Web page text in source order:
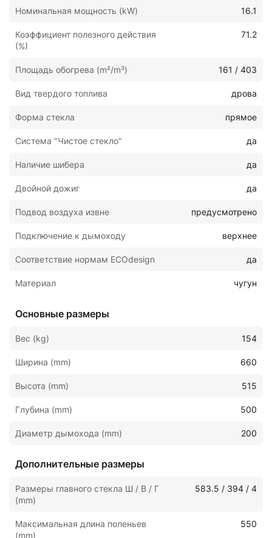
Номинальная мощность (kW) 16.1
Коэффициент полезного действия
(%)
71.2
Площадь обогрева (m²/m³) 161 / 403
Вид твердого топлива дрова
Форма стекла прямое
Система "Чистое стекло" да
Наличие шибера да
Двойной дожиг да
Подвод воздуха извне предусмотрено
Подключение к дымоходу верхнее
Соответствие нормам ECOdesign да
Материал чугун
Основные размеры
Вес (kg) 154
Ширина (mm) 660
Высота (mm) 515
Глубина (mm) 500
Диаметр дымохода (mm) 200
Дополнительные размеры
Размеры главного стекла Ш / В / Г
(mm)
583.5 / 394 / 4
Максимальная длина поленьев
(mm)
550